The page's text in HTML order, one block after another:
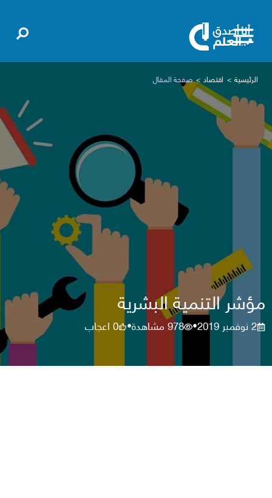
الرئيسية اقتصاد صفحة المقال
مؤشر التنمية البشرية
2 نوفمبر 2019 •
978مشاهدة•
0اعجاب